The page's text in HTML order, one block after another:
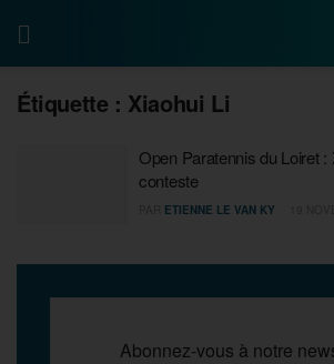
Étiquette : Xiaohui Li
Open Paratennis du Loiret :
conteste
ETIENNE LE VAN KY
Abonnez-vous à notre